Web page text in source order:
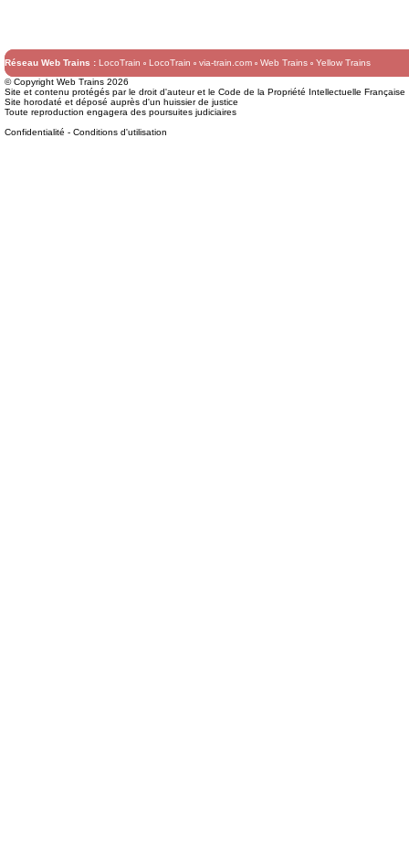
Réseau Web Trains : LocoTrain LocoTrain via-train.com Web Trains
Yellow Trains
© Copyright Web Trains 2026
Site et contenu protégés par le droit d'auteur et le Code de la Propriété Intellectuelle Française
Site horodaté et déposé auprès d'un huissier de justice
Toute reproduction engagera des poursuites judiciaires
Confidentialité - Conditions d'utilisation